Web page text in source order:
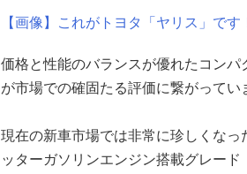
【画像】これがトヨタ「ヤリス」です
価格と性能のバランスが優れたコン
が市場での確固たる評価に繋がってい
現在の新車市場では非常に珍しくな
ッターガソリンエンジン搭載グレー